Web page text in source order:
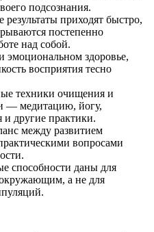
подсознания.
результаты приходят быстро,
постепенно
над собой.
эмоциональном здоровье,
восприятия тесно
техники очищения и
— медитацию, йогу,
другие практики.
между развитием
вопросами
способности даны для
а не для